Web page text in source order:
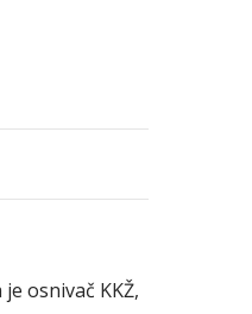
osnivač KKŽ,